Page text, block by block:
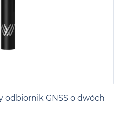
odbiornik GNSS o dwóch